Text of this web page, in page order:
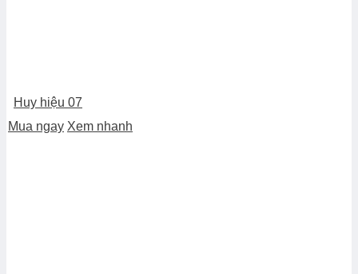
Huy hiệu 07
Mua ngay Xem nhanh